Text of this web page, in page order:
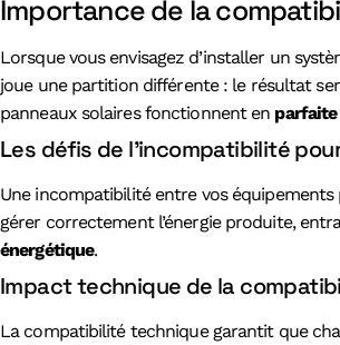
Importance de la
Lorsque vous envisagez d’installer un
joue une partition différente : le résultat
panneaux solaires fonctionnent en
Les défis de l’incompatibilité
Une incompatibilité entre vos
gérer correctement l’énergie produite,
énergétique.
Impact technique de la
La compatibilité technique garantit que